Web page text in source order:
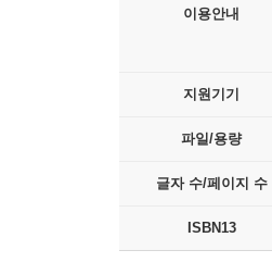
이용안내
지원기기
파일/용량
글자 수/페이지 수
ISBN13